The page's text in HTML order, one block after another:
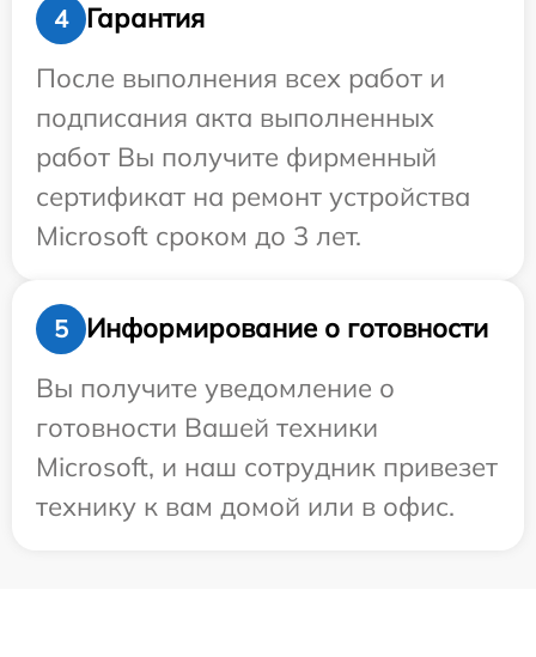
4
Гарантия
После выполнения всех работ и
подписания акта выполненных
работ Вы получите фирменный
сертификат на ремонт устройства
Microsoft сроком до 3 лет.
5
Информирование о готовности
Вы получите уведомление о
готовности Вашей техники
Microsoft, и наш сотрудник привезет
технику к вам домой или в офис.